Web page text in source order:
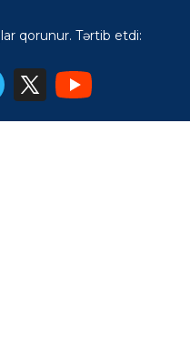
qorunur. Tərtib etdi: